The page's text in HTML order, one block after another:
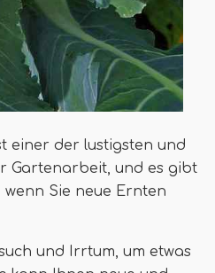
einer der lustigsten und
Gartenarbeit, und es gibt
Sie neue Ernten
und Irrtum, um etwas